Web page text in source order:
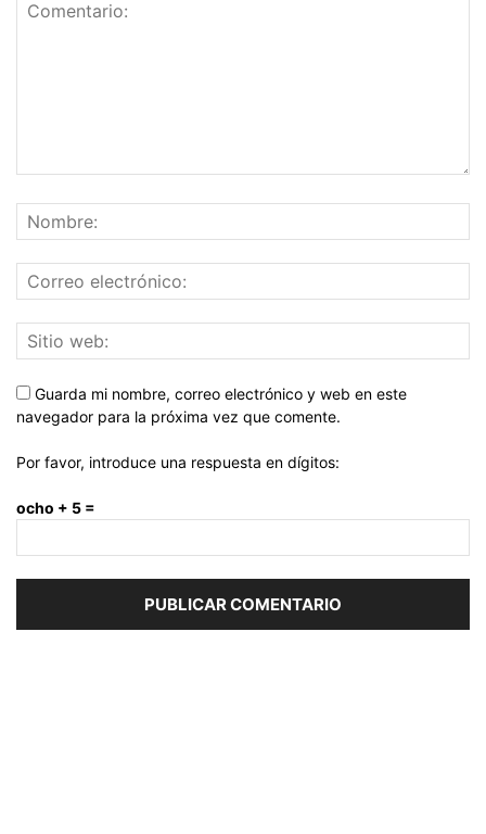
Guarda mi nombre, correo electrónico y web en este
navegador para la próxima vez que comente.
Por favor, introduce una respuesta en dígitos:
ocho + 5 =